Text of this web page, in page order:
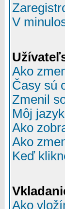
V
Ako
Časy sú
Zmenil
Môj
Ako
Ako
Keď
Ako